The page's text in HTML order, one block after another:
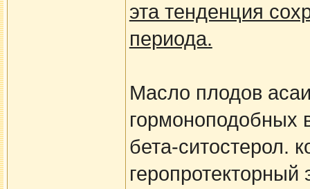
эта тенденция
периода.
Масло плодов
гормоноподобных
бета-ситостерол.